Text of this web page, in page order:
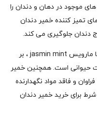
های موجود در دهان و دندان را
تمیز کننده خمیر دندان
دندان جلوگیری می کند.
نقطه قوت دیگر خمیر دندان یاس و نعنا مارویس jasmin mint ، بر
حیوانی است. همچنین خمیر
و فاقد مواد نگهدارنده
برای خرید خمیر دندان